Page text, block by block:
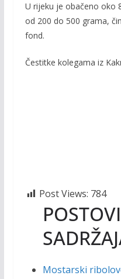
U rijeku je obačeno oko
od 200 do 500 grama,
fond.
Čestitke kolegama iz
Post Views: 784
Mostarski